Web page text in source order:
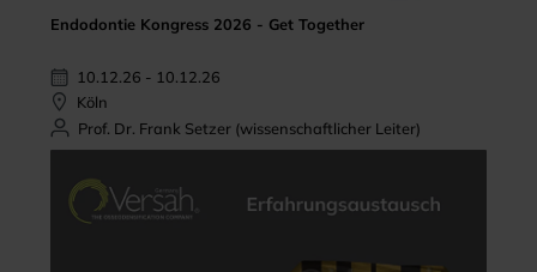
Endodontie Kongress 2026 - Get Together
10.12.26 - 10.12.26
Köln
Prof. Dr. Frank Setzer (wissenschaftlicher Leiter)